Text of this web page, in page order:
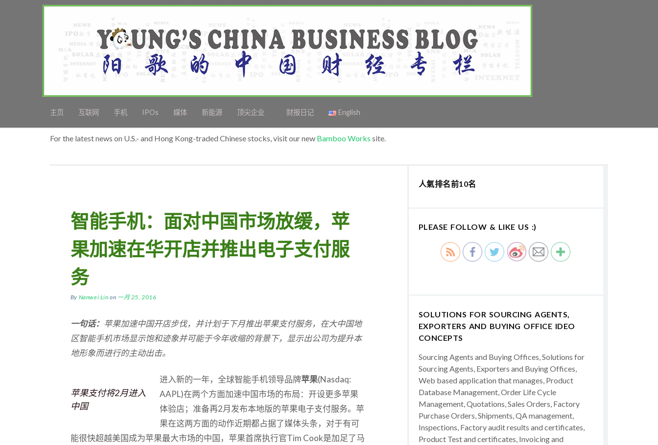
主页 互联网 手机 IPOs 媒体 新能源 顶尖企业 财报日记 English
For the latest news on U.S.- and Hong Kong-traded Chinese stocks, visit our new Bamboo Works site.
智能手机：面对中国市场放缓，苹
果加速在华开店并推出电子支付服
务
By Nanwei Lin on 一月 25, 2016
一句话： 苹果加速中国开店步伐，并计划于下月推出苹果支付服务，在大中国地
区智能手机市场显示饱和迹象并可能于今年收缩的背景下，显示出公司为提升本
地形象而进行的主动出击。
苹果支付将2月进入
中国
进入新的一年，全球智能手机领导品牌苹果(Nasdaq:
AAPL)在两个方面加速中国市场的布局：开设更多苹果
体验店；准备再2月发布本地版的苹果电子支付服务。苹
果在这两方面的动作近期都占据了媒体头条，对于有可
能很快超越美国成为苹果最大市场的中国，苹果首席执行官Tim Cook是加足了马
人氣排名前10名
PLEASE FOLLOW & LIKE US :)
SOLUTIONS FOR SOURCING AGENTS,
EXPORTERS AND BUYING OFFICE IDEO
CONCEPTS
Sourcing Agents and Buying Offices, Solutions for
Sourcing Agents, Exporters and Buying Offices,
Web based application that manages, Product
Database Management, Order Life Cycle
Management, Quotations, Sales Orders, Factory
Purchase Orders, Shipments, QA management,
Inspections, Factory audit results and certificates,
Product Test and certificates, Invoicing and